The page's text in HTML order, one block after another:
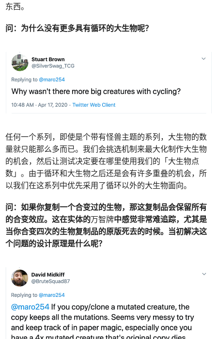
东西。
问：为什么没有更多具有循环的大生物呢？
任何一个系列，即使是个带有怪兽主题的系列，大生物的数
量就只能那么多而已。我们会挑选机制来最大化制作大生物
的机会，然后让测试决定要在哪里使用我们的「大生物点
数」。由于循环和大生物之后还是会有许多重叠的机会，所
以我们在这系列中优先采用了循环以外的大生物面向。
问：如果你复制一个合变过的生物，那这复制品会保留所有
的合变效应。这在实体的万智牌中感觉非常难追踪，尤其是
当你合变四次的生物复制品的原版死去的时候。当初解决这
个问题的设计原理是什么呢？